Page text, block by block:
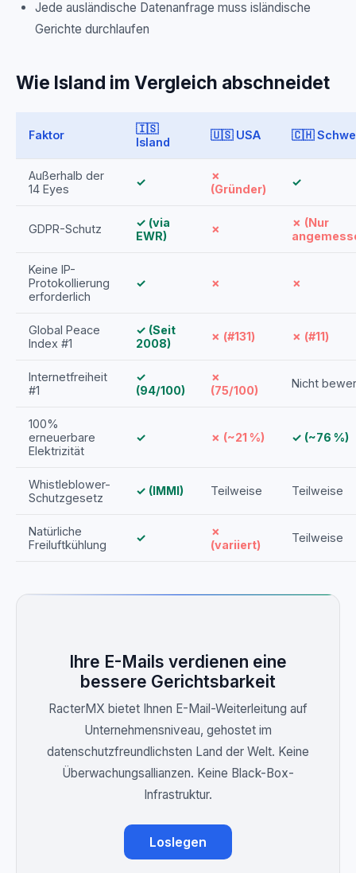
Jede ausländische Datenanfrage muss isländische
Gerichte durchlaufen
Wie Island im Vergleich abschneidet
Faktor
🇮🇸
Island
🇺🇸 USA 🇨🇭
Außerhalb der
14 Eyes
✓
✗
(Gründer)
✓
GDPR-Schutz
✓ (via
EWR)
✗
✗ (Nur
Keine IP-
Protokollierung
erforderlich
✓ ✗ ✗
Global Peace
Index #1
✓ (Seit
2008)
✗ (#131) ✗ (#11)
Internetfreiheit
#1
✓
(94/100)
✗
(75/100)
Nicht
100%
erneuerbare
Elektrizität
✓ ✗ (~21 %) ✓ (~76 %)
Whistleblower-
Schutzgesetz
✓ (IMMI) Teilweise Teilweise
Natürliche
Freiluftkühlung
✓
✗
(variiert)
Teilweise
Ihre E-Mails verdienen eine
bessere Gerichtsbarkeit
RacterMX bietet Ihnen E-Mail-Weiterleitung auf
Unternehmensniveau, gehostet im
datenschutzfreundlichsten Land der Welt. Keine
Überwachungsallianzen. Keine Black-Box-
Infrastruktur.
Loslegen